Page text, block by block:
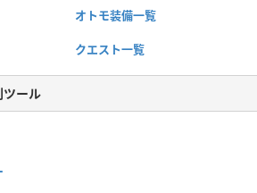
オトモ装備一覧
クエスト一覧
ツール